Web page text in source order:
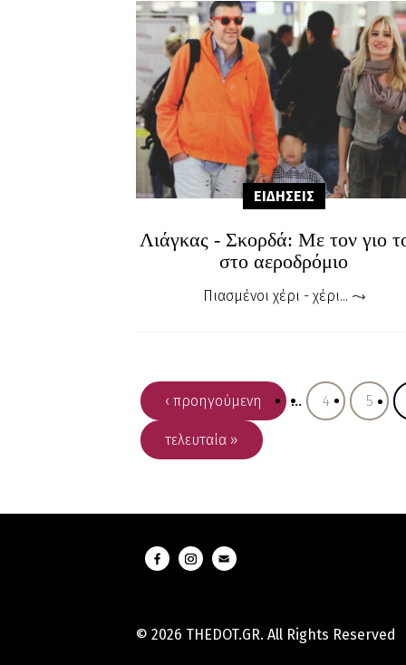
ΕΙΔΗΣΕΙΣ
Λιάγκας - Σκορδά: Mε τον γιο
στο αεροδρόμιο
Πιασμένοι χέρι - χέρι...
‹ προηγούμενη … 4 5
τελευταία »
© 2026 THEDOT.GR. All Rights Reserved